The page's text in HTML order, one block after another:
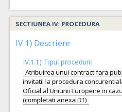
SECTIUNEA IV: PROCEDURA
IV.1) Descriere
IV.1.1) Tipul procedurii
Atribuirea unui contract fara
invitatii la procedura
Oficial al Uniunii Europene in
(completati anexa D1)